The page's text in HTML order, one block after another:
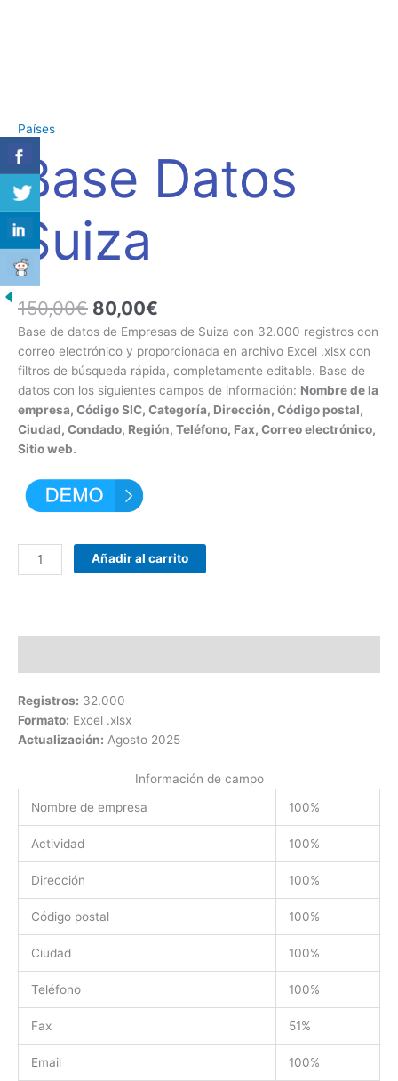
Países
Base Datos
Suiza
150,00€ 80,00€
Base de datos de Empresas de Suiza con 32.000 registros con
correo electrónico y proporcionada en archivo Excel .xlsx con
filtros de búsqueda rápida, completamente editable. Base de
datos con los siguientes campos de información: Nombre de la
empresa, Código SIC, Categoría, Dirección, Código postal,
Ciudad, Condado, Región, Teléfono, Fax, Correo electrónico,
Sitio web.
Añadir al carrito
Registros: 32.000
Formato: Excel .xlsx
Actualización: Agosto 2025
Información de campo
Nombre de empresa
100%
Actividad 100%
Dirección 100%
Código postal 100%
Ciudad 100%
Teléfono 100%
Fax 51%
Email 100%